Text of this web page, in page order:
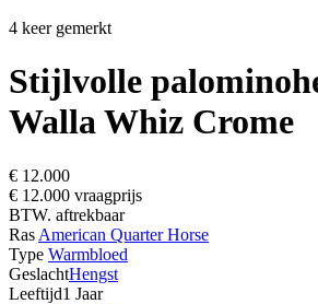
4 keer gemerkt
Stijlvolle
Walla Whiz Crome
€ 12.000
€ 12.000 vraagprijs
BTW. aftrekbaar
Ras American Quarter Horse
Type Warmbloed
GeslachtHengst
Leeftijd1 Jaar